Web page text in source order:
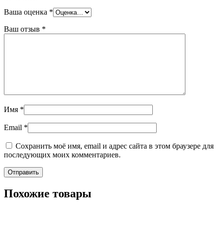
Ваша оценка *
Ваш отзыв *
Имя *
Email *
Сохранить моё имя, email и адрес сайта в этом браузере для
последующих моих комментариев.
Похожие товары